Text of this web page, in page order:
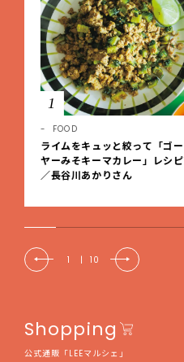
1
FOOD
ライムをキュッと絞って「ゴー
ヤーみそキーマカレー」レシピ
／長谷川あかりさん
1 | 10
Shopping
公式通販「LEEマルシェ」